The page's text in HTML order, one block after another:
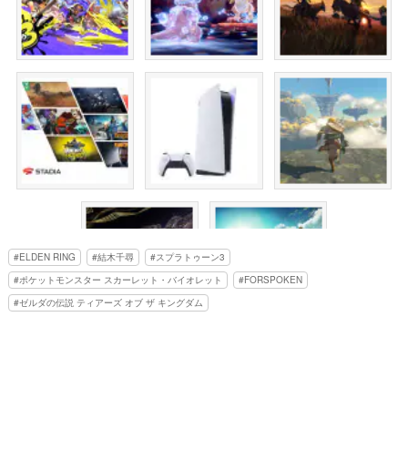
ELDEN RING 結木千尋
スプラトゥーン3
ポケットモンスター スカーレット・バイオレット
FORSPOKEN
ゼルダの伝説 ティアーズ オブ ザ キングダム